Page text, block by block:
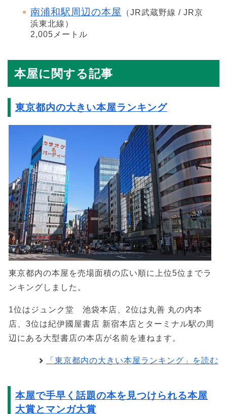
南浦和駅周辺の本屋
（JR武蔵野線 / JR京
浜東北線）
2,005メートル
本屋に関する記事
東京都内の大きい本屋ランキング
東京都内の本屋を売場面積の広い順に上位5位までラ
ンキングしました。
1位はジュンク堂 池袋本店、2位は丸善 丸の内本
店、3位は紀伊國屋書店 新宿本店とターミナル駅の周
辺にある大型書店の本店が名前を連ねます。
「東京都内の大きい本屋ランキング」を読む
本屋で手早く話題の本を見つけられる本屋
大賞とマンガ大賞